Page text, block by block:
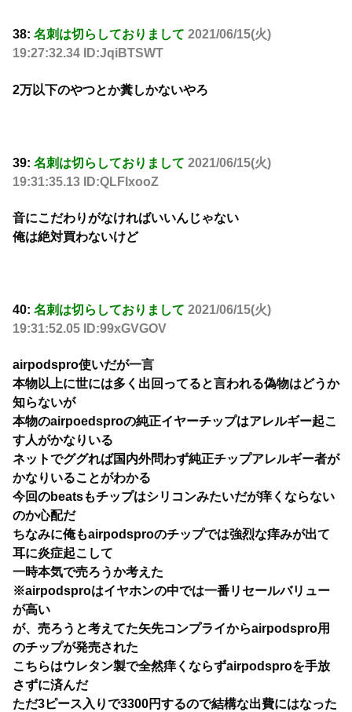
38: 名刺は切らしておりまして 2021/06/15(火)
19:27:32.34 ID:JqiBTSWT
2万以下のやつとか糞しかないやろ
39: 名刺は切らしておりまして 2021/06/15(火)
19:31:35.13 ID:QLFIxooZ
音にこだわりがなければいいんじゃない
俺は絶対買わないけど
40: 名刺は切らしておりまして 2021/06/15(火)
19:31:52.05 ID:99xGVGOV
airpodspro使いだが一言
本物以上に世には多く出回ってると言われる偽物はどうか
知らないが
本物のairpoedsproの純正イヤーチップはアレルギー起こ
す人がかなりいる
ネットでググれば国内外問わず純正チップアレルギー者が
かなりいることがわかる
今回のbeatsもチップはシリコンみたいだが痒くならない
のか心配だ
ちなみに俺もairpodsproのチップでは強烈な痒みが出て
耳に炎症起こして
一時本気で売ろうか考えた
※airpodsproはイヤホンの中では一番リセールバリュー
が高い
が、売ろうと考えてた矢先コンプライからairpodspro用
のチップが発売された
こちらはウレタン製で全然痒くならずairpodsproを手放
さずに済んだ
ただ3ピース入りで3300円するので結構な出費にはなった